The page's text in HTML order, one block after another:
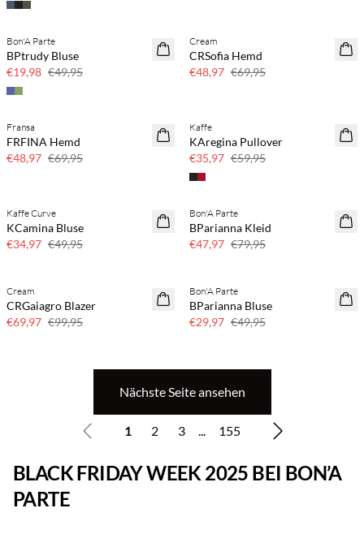
60 % Rabatt
Bon'A Parte
BPtrudy Bluse
€19,98 €49,95
30 % Rabatt
Cream
CRSofia Hemd
€48,97 €69,95
30 % Rabatt
Fransa
FRFINA Hemd
€48,97 €69,95
40 % Rabatt
Kaffe
KAregina Pullover
€35,97 €59,95
30 % Rabatt
Kaffe Curve
KCamina Bluse
€34,97 €49,95
40 % Rabatt
Bon'A Parte
BParianna Kleid
€47,97 €79,95
30 % Rabatt
Cream
CRGaiagro Blazer
€69,97 €99,95
40 % Rabatt
Bon'A Parte
BParianna Bluse
€29,97 €49,95
Nächste Seite ansehen
1 2 3 ... 155
BLACK FRIDAY WEEK 2025 BEI BON’A
PARTE